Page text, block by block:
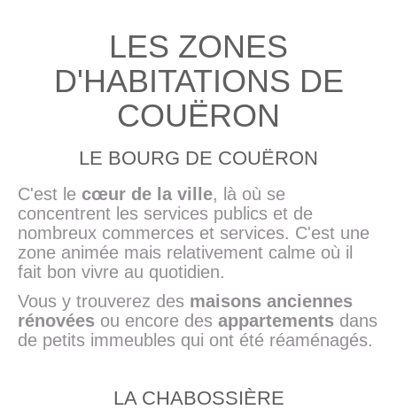
LES ZONES
D'HABITATIONS DE
COUËRON
LE BOURG DE COUËRON
C'est le cœur de la ville, là où se
concentrent les services publics et de
nombreux commerces et services. C'est une
zone animée mais relativement calme où il
fait bon vivre au quotidien.
Vous y trouverez des maisons anciennes
rénovées ou encore des appartements dans
de petits immeubles qui ont été réaménagés.
LA CHABOSSIÈRE